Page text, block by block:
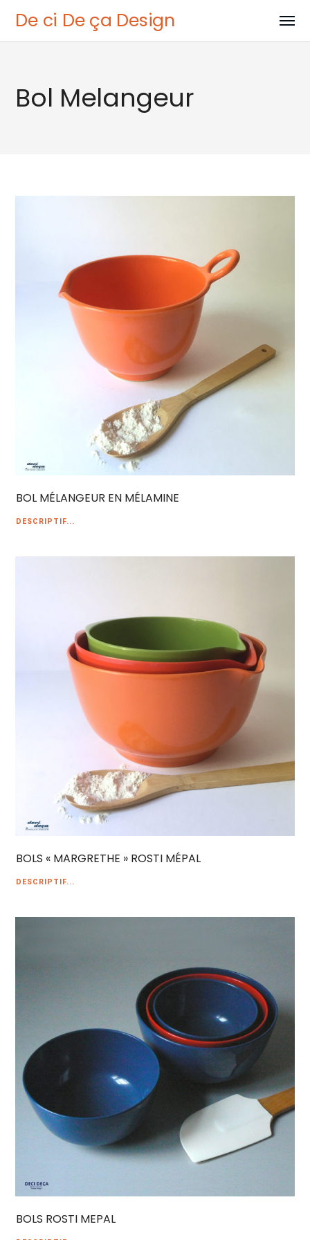
De ci De ça Design
Bol Melangeur
BOL MÉLANGEUR EN MÉLAMINE
DESCRIPTIF...
BOLS « MARGRETHE » ROSTI MÉPAL
DESCRIPTIF...
BOLS ROSTI MEPAL